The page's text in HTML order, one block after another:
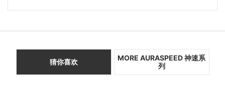
猜你喜欢
MORE AURASPEED 神速系
列